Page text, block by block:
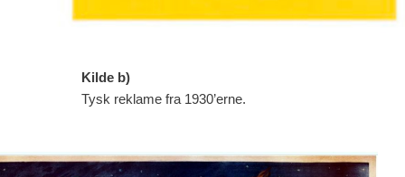
Kilde b)
Tysk reklame fra 1930’erne.